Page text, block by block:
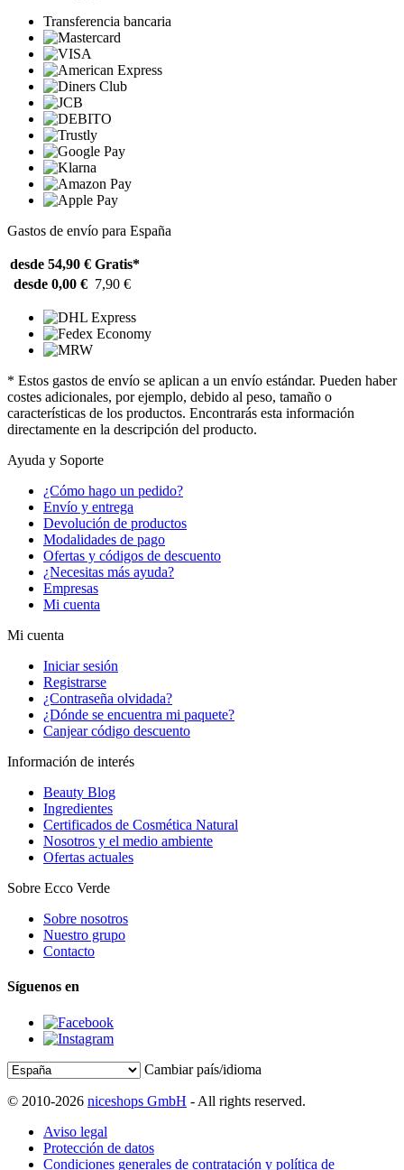
Transferencia bancaria
Gastos de envío para España
desde 54,90 € Gratis*
desde 0,00 € 7,90 €
* Estos gastos de envío se aplican a un envío estándar. Pueden haber
costes adicionales, por ejemplo, debido al peso, tamaño o
características de los productos. Encontrarás esta información
directamente en la descripción del producto.
Ayuda y Soporte
¿Cómo hago un pedido?
Envío y entrega
Devolución de productos
Modalidades de pago
Ofertas y códigos de descuento
¿Necesitas más ayuda?
Empresas
Mi cuenta
Mi cuenta
Iniciar sesión
Registrarse
¿Contraseña olvidada?
¿Dónde se encuentra mi paquete?
Canjear código descuento
Información de interés
Beauty Blog
Ingredientes
Certificados de Cosmética Natural
Nosotros y el medio ambiente
Ofertas actuales
Sobre Ecco Verde
Sobre nosotros
Nuestro grupo
Contacto
Síguenos en
Cambiar país/idioma
© 2010-2026 niceshops GmbH - All rights reserved.
Aviso legal
Protección de datos
Condiciones generales de contratación y política de